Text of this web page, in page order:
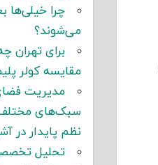
چرا خیلی‌ها
می‌شوند؟
برای تهران
مقایسه کولر
مدیریت فضای
سبک‌های مختلف؛
نظم پایدار در
تحلیل